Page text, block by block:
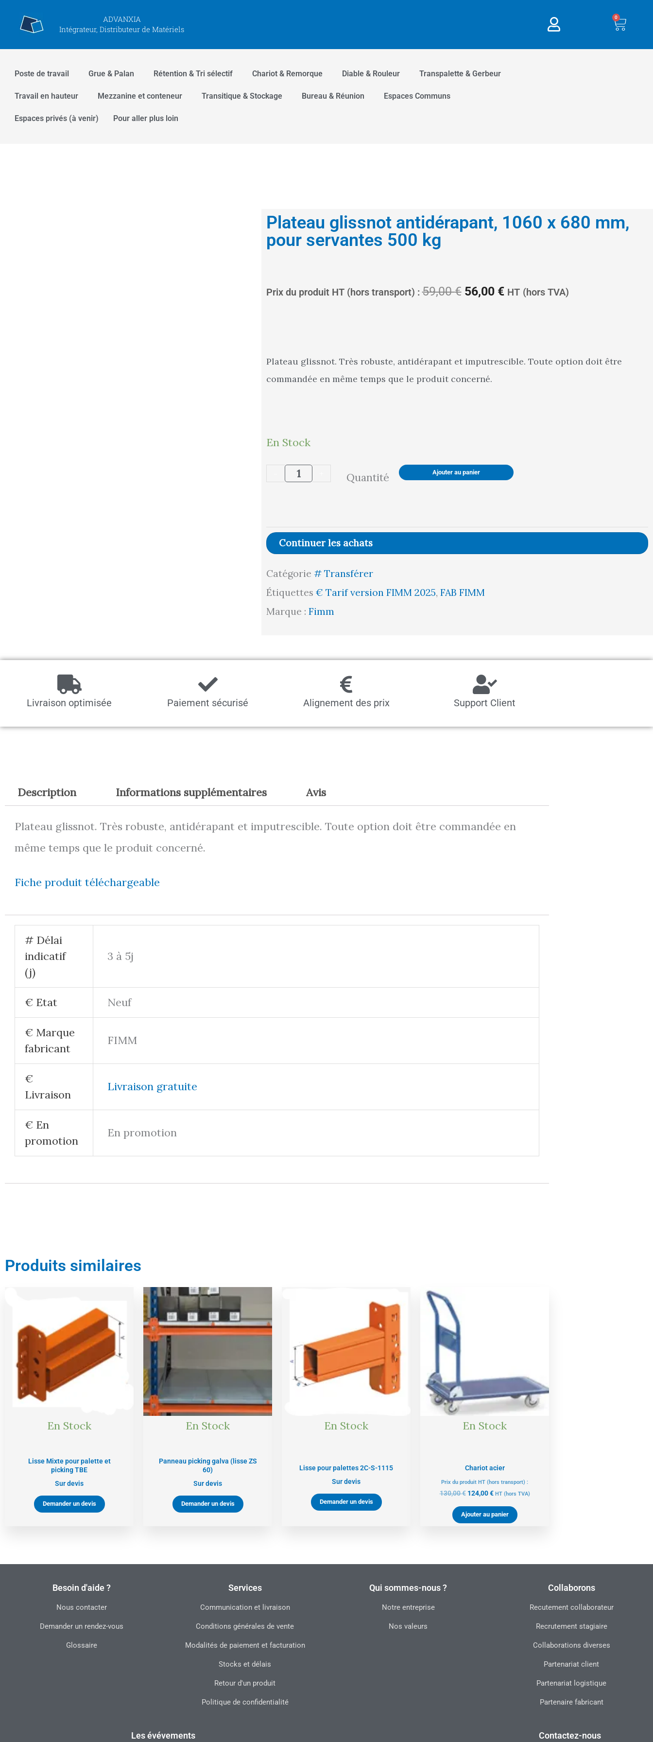
contenu
ADVANXIA
Intégrateur, Distributeur de Matériels
0
Poste de travail Grue & Palan Rétention & Tri sélectif Chariot & Remorque Diable & Rouleur Transpalette & Gerbeur
Travail en hauteur Mezzanine et conteneur Transitique & Stockage Bureau & Réunion Espaces Communs
Espaces privés (à venir) Pour aller plus loin
Plateau glissnot antidérapant, 1060 x 680 mm,
pour servantes 500 kg
Prix du produit HT (hors transport) :59,00€ Le
56,00 €Le
HT (hors TVA)
Plateau glissnot. Très robuste, antidérapant et imputrescible. Toute option doit être
commandée en même temps que le produit concerné.
En Stock
quantité
de
Plateau
1060
680
mm,
pour
500
Quantité Ajouter au panier
Continuer les achats
Catégorie # Transférer
Étiquettes € Tarif version FIMM 2025, FAB FIMM
Marque : Fimm
Livraison optimisée Paiement sécurisé Alignement des prix Support Client
Description Informations supplémentaires Avis
Plateau glissnot. Très robuste, antidérapant et imputrescible. Toute option doit être commandée en
même temps que le produit concerné.
Fiche produit téléchargeable
# Délai
indicatif
(j)
3 à 5j
€ Etat Neuf
€ Marque
fabricant
FIMM
€
Livraison
Livraison gratuite
€ En
promotion
En promotion
Produits similaires
En Stock
Lisse Mixte pour palette et
picking TBE
Sur devis
Demander un devis
En Stock
Panneau picking galva (lisse ZS
60)
Sur devis
Demander un devis
En Stock
Lisse pour palettes 2C-S-1115
Sur devis
Demander un devis
En Stock
Chariot acier
Prix du produit HT (hors transport) :
130,00€ 124,00€ HT (hors TVA)
Ajouter au panier
Besoin d'aide ?
Nous contacter
Demander un rendez-vous
Glossaire
Services
Communication et livraison
Conditions générales de vente
Modalités de paiement et facturation
Stocks et délais
Retour d'un produit
Politique de confidentialité
Qui sommes-nous ?
Notre entreprise
Nos valeurs
Collaborons
Recutement collaborateur
Recrutement stagiaire
Collaborations diverses
Partenariat client
Partenariat logistique
Partenaire fabricant
Les évévements Contactez-nous